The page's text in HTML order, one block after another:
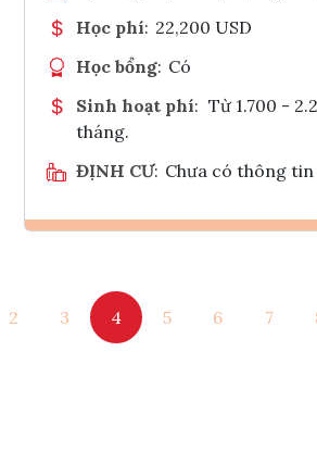
Học phí: 22,200 USD
Học bổng: Có
Sinh hoạt phí: Từ 1.700 -
tháng.
ĐỊNH CƯ: Chưa có thông tin
Tham vấn
2 3 4 5 6 7